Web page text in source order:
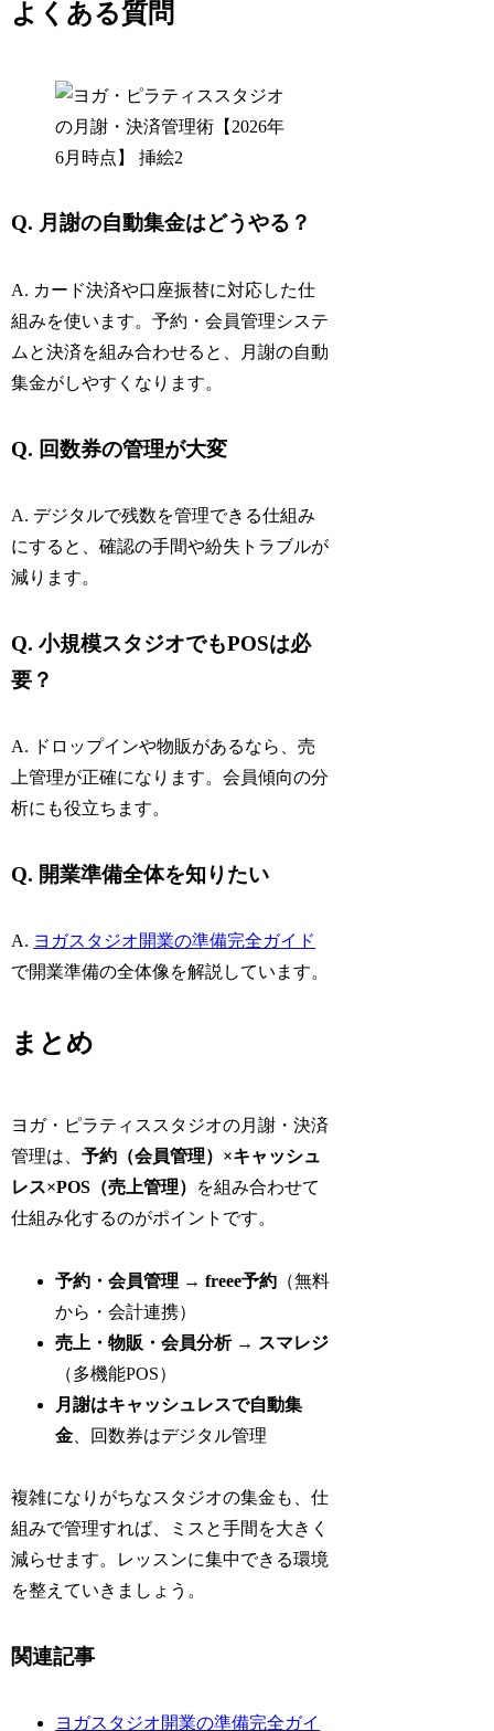
よくある質問
Q. 月謝の自動集金はどうやる？
A. カード決済や口座振替に対応した仕
組みを使います。予約・会員管理システ
ムと決済を組み合わせると、月謝の自動
集金がしやすくなります。
Q. 回数券の管理が大変
A. デジタルで残数を管理できる仕組み
にすると、確認の手間や紛失トラブルが
減ります。
Q. 小規模スタジオでもPOSは必
要？
A. ドロップインや物販があるなら、売
上管理が正確になります。会員傾向の分
析にも役立ちます。
Q. 開業準備全体を知りたい
A. ヨガスタジオ開業の準備完全ガイド
で開業準備の全体像を解説しています。
まとめ
ヨガ・ピラティススタジオの月謝・決済
管理は、予約（会員管理）×キャッシュ
レス×POS（売上管理）
を組み合わせて
仕組み化するのがポイントです。
予約・会員管理 → freee予約 （無料
から・会計連携）
売上・物販・会員分析 → スマレジ
（多機能POS）
月謝はキャッシュレスで自動集
金 、回数券はデジタル管理
複雑になりがちなスタジオの集金も、仕
組みで管理すれば、ミスと手間を大きく
減らせます。レッスンに集中できる環境
を整えていきましょう。
関連記事
ヨガスタジオ開業の準備完全ガイ